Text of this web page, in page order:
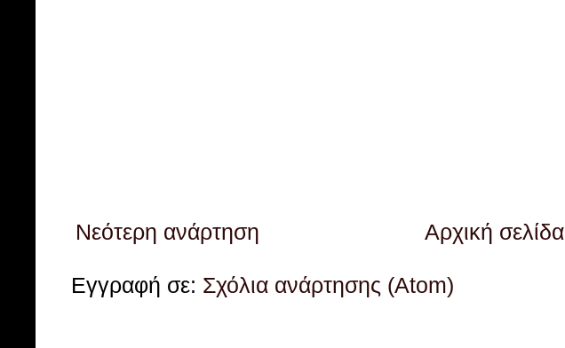
Νεότερη ανάρτηση Αρχική σελίδα
Εγγραφή σε: Σχόλια ανάρτησης (Atom)